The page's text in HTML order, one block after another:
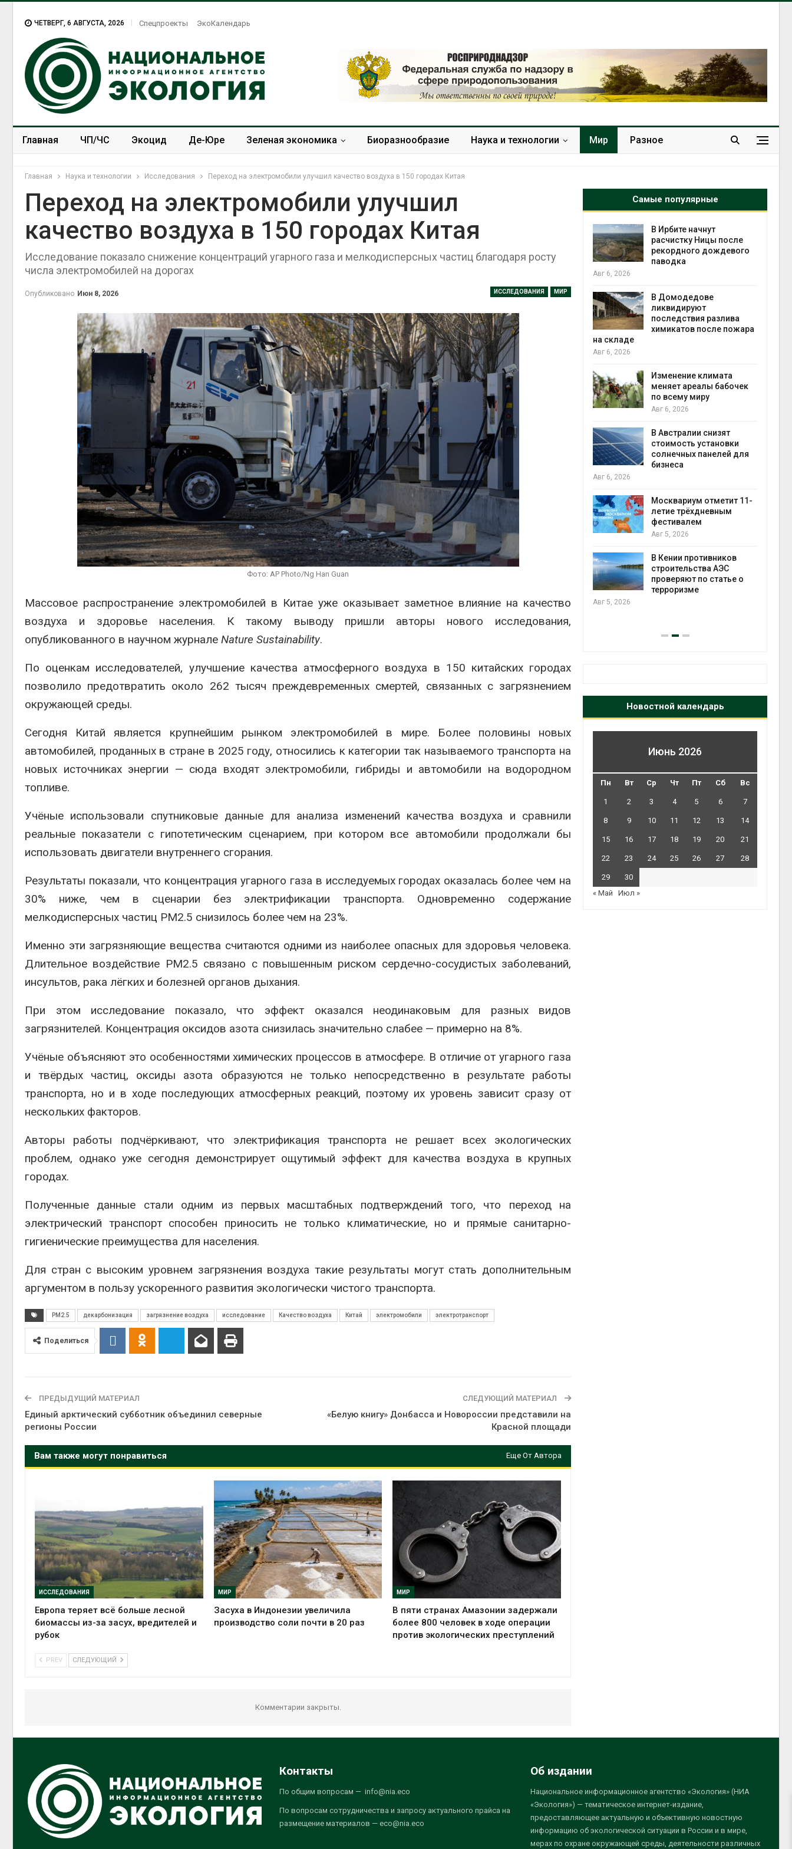
ЧЕТВЕРГ, 6 АВГУСТА, 2026 Спецпроекты ЭкоКалендарь
Главная ЧП/ЧС Экоцид Де-Юре Зеленая экономика Биоразнообразие Наука и технологии Мир Разное
Главная Наука и технологии Исследования Переход на электромобили улучшил качество воздуха в 150 городах Китая
Переход на электромобили улучшил
качество воздуха в 150 городах Китая
Исследование показало снижение концентраций угарного газа и мелкодисперсных частиц благодаря росту
числа электромобилей на дорогах
ИССЛЕДОВАНИЯ МИР
Опубликовано Июн 8, 2026
Фото: AP Photo/Ng Han Guan
Массовое распространение электромобилей в Китае уже оказывает заметное влияние на качество
воздуха и здоровье населения. К такому выводу пришли авторы нового исследования,
опубликованного в научном журнале Nature Sustainability.
По оценкам исследователей, улучшение качества атмосферного воздуха в 150 китайских городах
позволило предотвратить около 262 тысяч преждевременных смертей, связанных с загрязнением
окружающей среды.
Сегодня Китай является крупнейшим рынком электромобилей в мире. Более половины новых
автомобилей, проданных в стране в 2025 году, относились к категории так называемого транспорта на
новых источниках энергии — сюда входят электромобили, гибриды и автомобили на водородном
топливе.
Учёные использовали спутниковые данные для анализа изменений качества воздуха и сравнили
реальные показатели с гипотетическим сценарием, при котором все автомобили продолжали бы
использовать двигатели внутреннего сгорания.
Результаты показали, что концентрация угарного газа в исследуемых городах оказалась более чем на
30% ниже, чем в сценарии без электрификации транспорта. Одновременно содержание
мелкодисперсных частиц PM2.5 снизилось более чем на 23%.
Именно эти загрязняющие вещества считаются одними из наиболее опасных для здоровья человека.
Длительное воздействие PM2.5 связано с повышенным риском сердечно-сосудистых заболеваний,
инсультов, рака лёгких и болезней органов дыхания.
При этом исследование показало, что эффект оказался неодинаковым для разных видов
загрязнителей. Концентрация оксидов азота снизилась значительно слабее — примерно на 8%.
Учёные объясняют это особенностями химических процессов в атмосфере. В отличие от угарного газа
и твёрдых частиц, оксиды азота образуются не только непосредственно в результате работы
транспорта, но и в ходе последующих атмосферных реакций, поэтому их уровень зависит сразу от
нескольких факторов.
Авторы работы подчёркивают, что электрификация транспорта не решает всех экологических
проблем, однако уже сегодня демонстрирует ощутимый эффект для качества воздуха в крупных
городах.
Полученные данные стали одним из первых масштабных подтверждений того, что переход на
электрический транспорт способен приносить не только климатические, но и прямые санитарно-
гигиенические преимущества для населения.
Для стран с высоким уровнем загрязнения воздуха такие результаты могут стать дополнительным
аргументом в пользу ускоренного развития экологически чистого транспорта.
PM2.5 декарбонизация загрязнение воздуха исследование Качество воздуха Китай электромобили электротранспорт
Поделиться
ПРЕДЫДУЩИЙ МАТЕРИАЛ
Единый арктический субботник объединил северные
регионы России
СЛЕДУЮЩИЙ МАТЕРИАЛ
«Белую книгу» Донбасса и Новороссии представили на
Красной площади
Вам также могут понравиться Еще От Автора
ИССЛЕДОВАНИЯ
Европа теряет всё больше лесной
биомассы из-за засух, вредителей и
рубок
МИР
Засуха в Индонезии увеличила
производство соли почти в 20 раз
МИР
В пяти странах Амазонии задержали
более 800 человек в ходе операции
против экологических преступлений
PREV СЛЕДУЮЩИЙ
Комментарии закрыты.
Самые популярные
Суд запретил
использовать
израильской тюрьмы
климата»: исследование
показало пределы
экологических расчётов
Авг 5, 2026
Стартовал прием заявок
на экологическую
премию
«Экопозитив-2026»
Омская область получит
ещё 598 млн рублей на
перевод частных домов
на газ
Авг 5, 2026
В Японии высаживают прибрежные
леса для защиты от цунами
Авг 5, 2026
Суд взыскал с
золотодобывающей
компании 145,4 млн
Авг 5, 2026
Европа теряет всё
больше лесной
биомассы из-за засух,
вредителей и рубок
В горах Карачаево-
места произрастания
краснокнижных растений
Авг 6, 2026
Учёные научили салат
производить «животный»
белок для растительного
мяса
Авг 6, 2026
Засуха в Индонезии
увеличила производство
соли почти в 20 раз
Авг 6, 2026
В пяти странах Амазонии
задержали более 800
против экологических
преступлений
Авг 6, 2026
Новый порядок расчёта
может появиться в
Авг 6, 2026
В Ирбите начнут
расчистку Ницы после
рекордного дождевого
паводка
Авг 6, 2026
В Домодедове
ликвидируют
последствия разлива
химикатов после пожара
на складе
Авг 6, 2026
Изменение климата
меняет ареалы бабочек
по всему миру
Авг 6, 2026
В Австралии снизят
стоимость установки
солнечных панелей для
бизнеса
Авг 6, 2026
Москвариум отметит 11-
летие трёхдневным
фестивалем
Авг 5, 2026
В Кении противников
строительства АЭС
проверяют по статье о
терроризме
Авг 5, 2026
Новостной календарь
Июнь 2026
Пн Вт Ср Чт Пт Сб Вс
1 2 3 4 5 6 7
8 9 10 11 12 13 14
15 16 17 18 19 20 21
22 23 24 25 26 27 28
29
30
« Май
Июл »
Контакты
По общим вопросам — info@nia.eco
По вопросам сотрудничества и запросу актуального прайса на
размещение материалов — eco@nia.eco
Об издании
Национальное информационное агентство «Экология» (НИА
«Экология») — тематическое интернет-издание,
предоставляющее актуальную и объективную новостную
информацию об экологической ситуации в России и в мире,
мерах по охране окружающей среды, деятельности различных